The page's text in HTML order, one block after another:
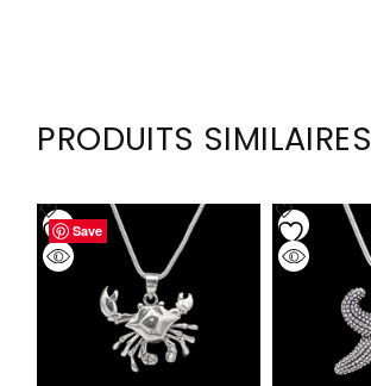
PRODUITS SIMILAIRES
Save
Save